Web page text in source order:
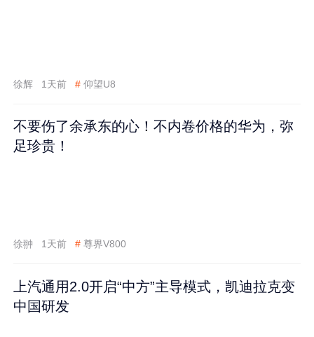
徐辉 1天前 # 仰望U8
不要伤了余承东的心！不内卷价格的华为，弥
足珍贵！
徐翀 1天前 # 尊界V800
上汽通用2.0开启“中方”主导模式，凯迪拉克变
中国研发